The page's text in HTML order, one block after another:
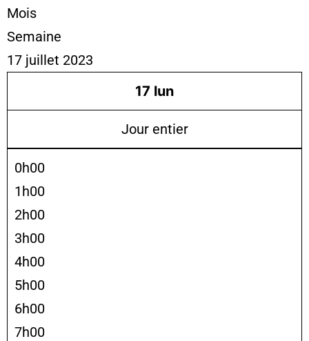
Mois
Semaine
17 juillet 2023
17 lun
Jour entier
0h00
1h00
2h00
3h00
4h00
5h00
6h00
7h00